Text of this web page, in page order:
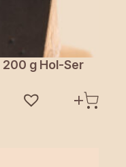
200 g Hol-Ser